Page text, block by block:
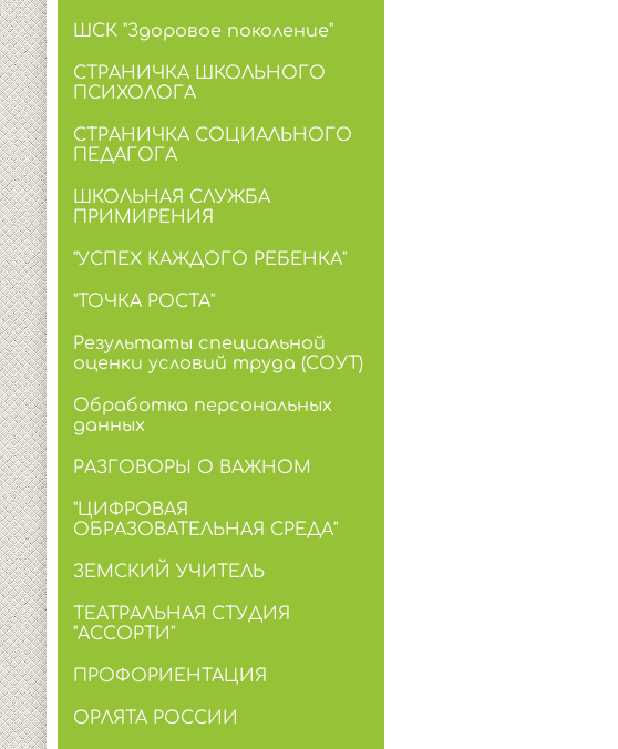
ШСК "Здоровое поколение"
СТРАНИЧКА ШКОЛЬНОГО
ПСИХОЛОГА
СТРАНИЧКА СОЦИАЛЬНОГО
ПЕДАГОГА
ШКОЛЬНАЯ СЛУЖБА
ПРИМИРЕНИЯ
"УСПЕХ КАЖДОГО РЕБЕНКА"
"ТОЧКА РОСТА"
Результаты специальной
оценки условий труда (СОУТ)
Обработка персональных
данных
РАЗГОВОРЫ О ВАЖНОМ
"ЦИФРОВАЯ
ОБРАЗОВАТЕЛЬНАЯ СРЕДА"
ЗЕМСКИЙ УЧИТЕЛЬ
ТЕАТРАЛЬНАЯ СТУДИЯ
"АССОРТИ"
ПРОФОРИЕНТАЦИЯ
ОРЛЯТА РОССИИ